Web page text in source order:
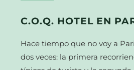
C.O.Q. HOTEL EN
Hace tiempo que no voy a
dos veces: la primera